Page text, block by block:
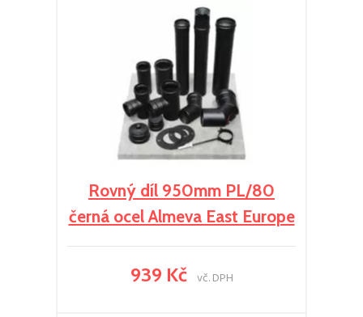
Rovný díl 950mm PL/80
černá ocel Almeva East Europe
939 Kč vč. DPH